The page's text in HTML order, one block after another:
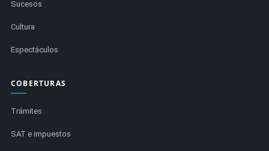
Sucesos
Cultura
Espectáculos
COBERTURAS
Trámites
SAT e impuestos